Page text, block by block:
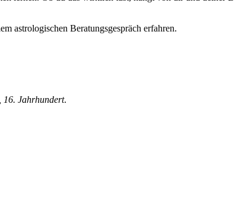
astrologischen Beratungsgespräch erfahren.
16. Jahrhundert.